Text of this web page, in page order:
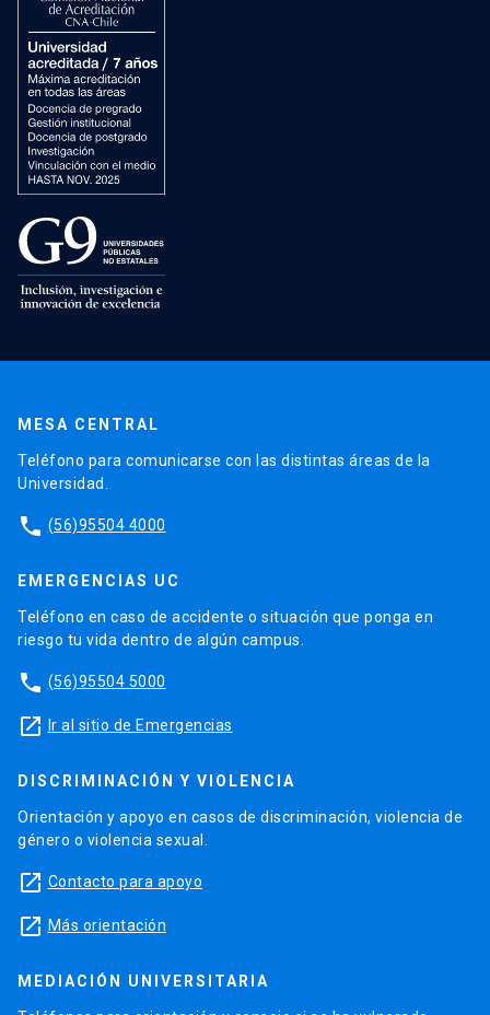
MESA CENTRAL
Teléfono para comunicarse con las distintas áreas de la
Universidad.
phone (56)95504 4000
EMERGENCIAS UC
Teléfono en caso de accidente o situación que ponga en
riesgo tu vida dentro de algún campus.
phone (56)95504 5000
launch Ir al sitio de Emergencias
DISCRIMINACIÓN Y VIOLENCIA
Orientación y apoyo en casos de discriminación, violencia de
género o violencia sexual.
launch Contacto para apoyo
launch Más orientación
MEDIACIÓN UNIVERSITARIA